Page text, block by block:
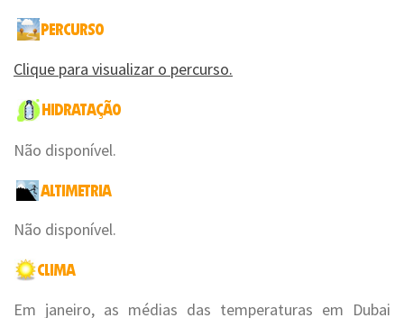
Clique para visualizar o percurso.
Não disponível.
Não disponível.
Em janeiro, as médias das temperaturas em Dubai